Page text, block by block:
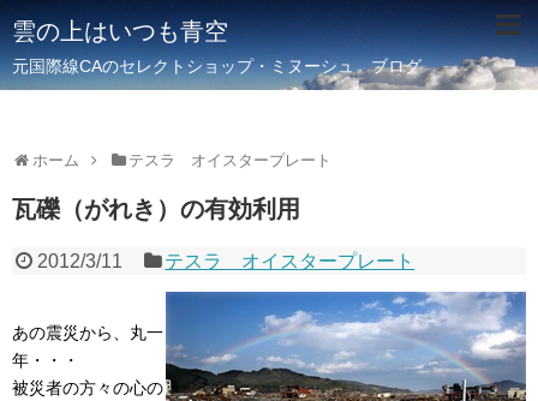
雲の上はいつも青空
元国際線CAのセレクトショップ・ミヌーシュ ブログ
ホーム テスラ オイスタープレート
瓦礫（がれき）の有効利用
2012/3/11 テスラ オイスタープレート
あの震災から、丸一
年・・・
被災者の方々の心の